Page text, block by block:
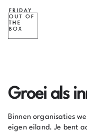
Groei als
Binnen organisaties
eigen eiland. Je bent